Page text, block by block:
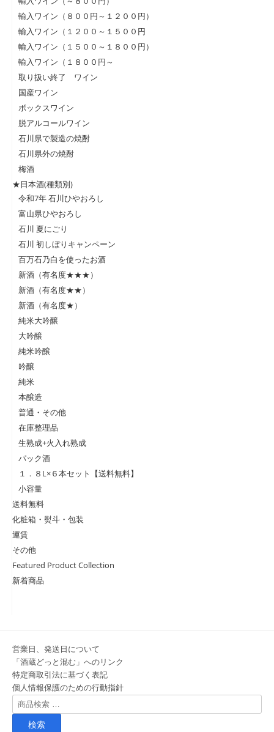
輸入ワイン（８００円～１２００円）
輸入ワイン（１２００～１５００円
輸入ワイン（１５００～１８００円）
輸入ワイン（１８００円～
取り扱い終了 ワイン
国産ワイン
ボックスワイン
脱アルコールワイン
石川県で製造の焼酎
石川県外の焼酎
梅酒
★日本酒(種類別)
令和7年 石川ひやおろし
富山県ひやおろし
石川 夏にごり
石川 初しぼりキャンペーン
百万石乃白を使ったお酒
新酒（有名度★★★）
新酒（有名度★★）
新酒（有名度★）
純米大吟醸
大吟醸
純米吟醸
吟醸
純米
本醸造
普通・その他
在庫整理品
生熟成+火入れ熟成
パック酒
１．８L×６本セット【送料無料】
小容量
送料無料
化粧箱・熨斗・包装
運賃
その他
Featured Product Collection
新着商品
営業日、発送日について
「酒蔵どっと混む」へのリンク
特定商取引法に基づく表記
個人情報保護のための行動指針
検
索